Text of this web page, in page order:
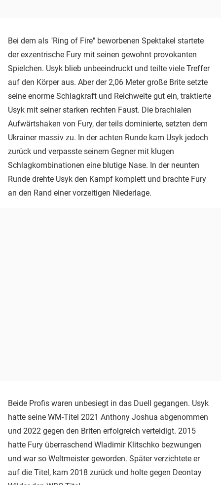
Bei dem als "Ring of Fire" beworbenen Spektakel startete
der exzentrische Fury mit seinen gewohnt provokanten
Spielchen. Usyk blieb unbeeindruckt und teilte viele Treffer
auf den Körper aus. Aber der 2,06 Meter große Brite setzte
seine enorme Schlagkraft und Reichweite gut ein, traktierte
Usyk mit seiner starken rechten Faust. Die brachialen
Aufwärtshaken von Fury, der teils dominierte, setzten dem
Ukrainer massiv zu. In der achten Runde kam Usyk jedoch
zurück und verpasste seinem Gegner mit klugen
Schlagkombinationen eine blutige Nase. In der neunten
Runde drehte Usyk den Kampf komplett und brachte Fury
an den Rand einer vorzeitigen Niederlage.
Beide Profis waren unbesiegt in das Duell gegangen. Usyk
hatte seine WM-Titel 2021 Anthony Joshua abgenommen
und 2022 gegen den Briten erfolgreich verteidigt. 2015
hatte Fury überraschend Wladimir Klitschko bezwungen
und war so Weltmeister geworden. Später verzichtete er
auf die Titel, kam 2018 zurück und holte gegen Deontay